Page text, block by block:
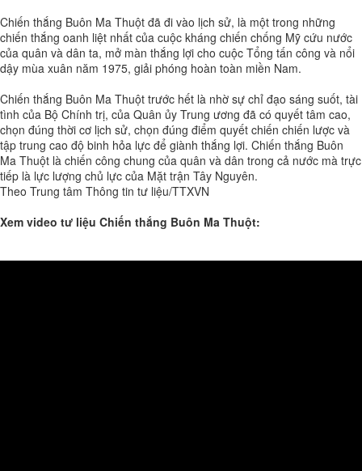
Chiến thắng Buôn Ma Thuột đã đi vào lịch sử, là một trong những
chiến thắng oanh liệt nhất của cuộc kháng chiến chống Mỹ cứu nước
của quân và dân ta, mở màn thắng lợi cho cuộc Tổng tấn công và nổi
dậy mùa xuân năm 1975, giải phóng hoàn toàn miền Nam.
Chiến thắng Buôn Ma Thuột trước hết là nhờ sự chỉ đạo sáng suốt, tài
tình của Bộ Chính trị, của Quân ủy Trung ương đã có quyết tâm cao,
chọn đúng thời cơ lịch sử, chọn đúng điểm quyết chiến chiến lược và
tập trung cao độ binh hỏa lực để giành thắng lợi. Chiến thắng Buôn
Ma Thuột là chiến công chung của quân và dân trong cả nước mà trực
tiếp là lực lượng chủ lực của Mặt trận Tây Nguyên.
Theo Trung tâm Thông tin tư liệu/TTXVN
Xem video tư liệu Chiến thắng Buôn Ma Thuột: